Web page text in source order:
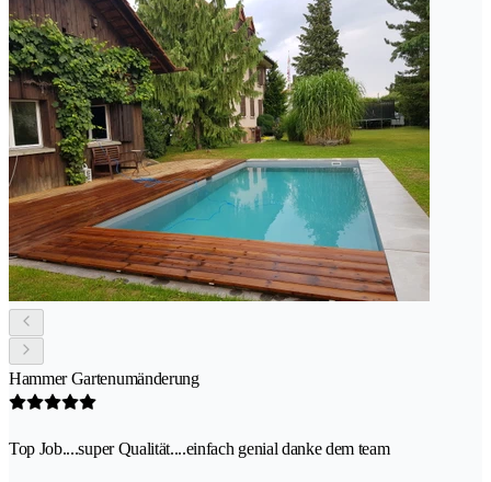
Hammer Gartenumänderung
Top Job....super Qualität....einfach genial danke dem team